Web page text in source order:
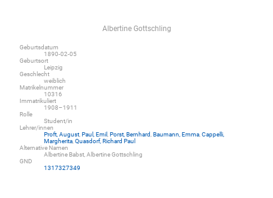
Albertine Gottschling
Geburtsdatum
1890-02-05
Geburtsort
Leipzig
Geschlecht
weiblich
Matrikelnummer
10316
Immatrikuliert
1908–1911
Rolle
Student/in
Lehrer/innen
Proft, August Paul, Emil Porst, Bernhard Baumann, Emma Cappelli,
Margherita Quasdorf, Richard Paul
Alternative Namen
Albertine Babst, Albertine Gottschling
GND
1317327349